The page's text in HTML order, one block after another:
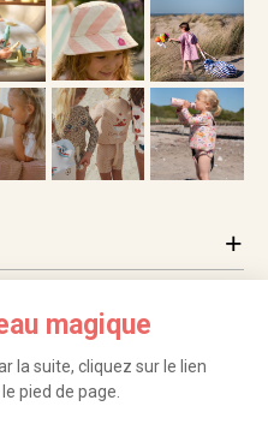
magique
la suite, cliquez sur le lien
pied de page.